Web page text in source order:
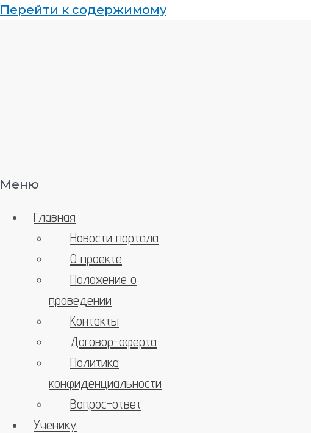
Перейти к содержимому
Меню
Главная
Новости портала
О проекте
Положение о
проведении
Контакты
Договор-оферта
Политика
конфиденциальности
Вопрос-ответ
Ученику